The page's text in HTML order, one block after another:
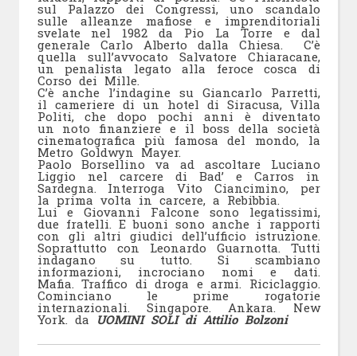
sul Palazzo dei Congressi, uno scandalo
sulle alleanze mafiose e imprenditoriali
svelate nel 1982 da Pio La Torre e dal
generale Carlo Alberto dalla Chiesa. C’è
quella sull’avvocato Salvatore Chiaracane,
un penalista legato alla feroce cosca di
Corso dei Mille.
C’è anche l’indagine su Giancarlo Parretti,
il cameriere di un hotel di Siracusa, Villa
Politi, che dopo pochi anni è diventato
un noto finanziere e il boss della società
cinematografica più famosa del mondo, la
Metro Goldwyn Mayer.
Paolo Borsellino va ad ascoltare Luciano
Liggio nel carcere di Bad’ e Carros in
Sardegna. Interroga Vito Ciancimino, per
la prima volta in carcere, a Rebibbia.
Lui e Giovanni Falcone sono legatissimi,
due fratelli. E buoni sono anche i rapporti
con gli altri giudici dell’ufficio istruzione.
Soprattutto con Leonardo Guarnotta. Tutti
indagano su tutto. Si scambiano
informazioni, incrociano nomi e dati.
Mafia. Traffico di droga e armi. Riciclaggio.
Cominciano le prime rogatorie
internazionali. Singapore. Ankara. New
York. da UOMINI SOLI di Attilio Bolzoni